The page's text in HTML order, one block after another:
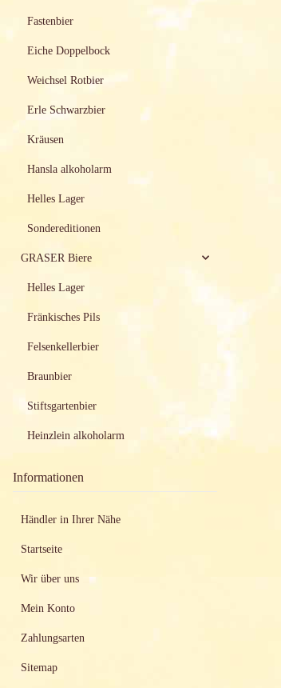
Fastenbier
Eiche Doppelbock
Weichsel Rotbier
Erle Schwarzbier
Kräusen
Hansla alkoholarm
Helles Lager
Sondereditionen
GRASER Biere
Helles Lager
Fränkisches Pils
Felsenkellerbier
Braunbier
Stiftsgartenbier
Heinzlein alkoholarm
Informationen
Händler in Ihrer Nähe
Startseite
Wir über uns
Mein Konto
Zahlungsarten
Sitemap